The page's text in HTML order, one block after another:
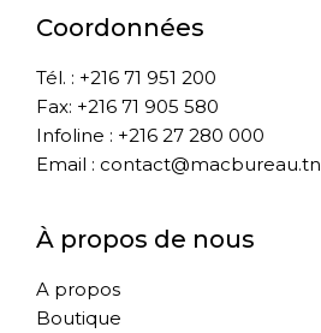
Coordonnées
Tél. : +216 71 951 200
Fax: +216 71 905 580
Infoline : +216 27 280 000
Email : contact@macbureau.tn
À propos de nous
A propos
Boutique